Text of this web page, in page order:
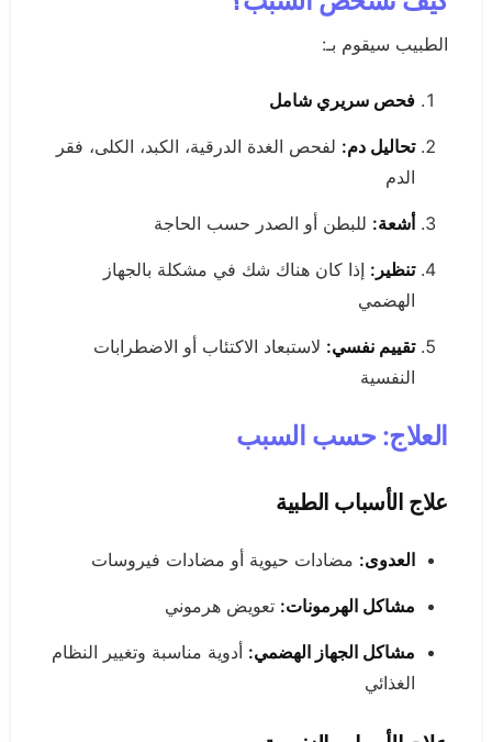
الطبيب سيقوم بـ:
فحص سريري شامل
تحاليل دم: لفحص الغدة الدرقية، الكبد، الكلى، فقر
الدم
أشعة: للبطن أو الصدر حسب الحاجة
تنظير: إذا كان هناك شك في مشكلة بالجهاز
الهضمي
تقييم نفسي: لاستبعاد الاكتئاب أو الاضطرابات
النفسية
العلاج: حسب السبب
علاج الأسباب الطبية
العدوى: مضادات حيوية أو مضادات فيروسات
مشاكل الهرمونات: تعويض هرموني
مشاكل الجهاز الهضمي: أدوية مناسبة وتغيير النظام
الغذائي